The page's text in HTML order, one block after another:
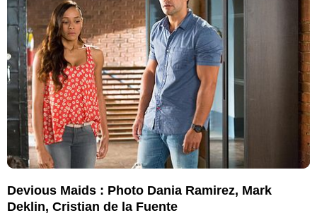
Devious Maids : Photo Dania Ramirez, Mark
Deklin, Cristian de la Fuente